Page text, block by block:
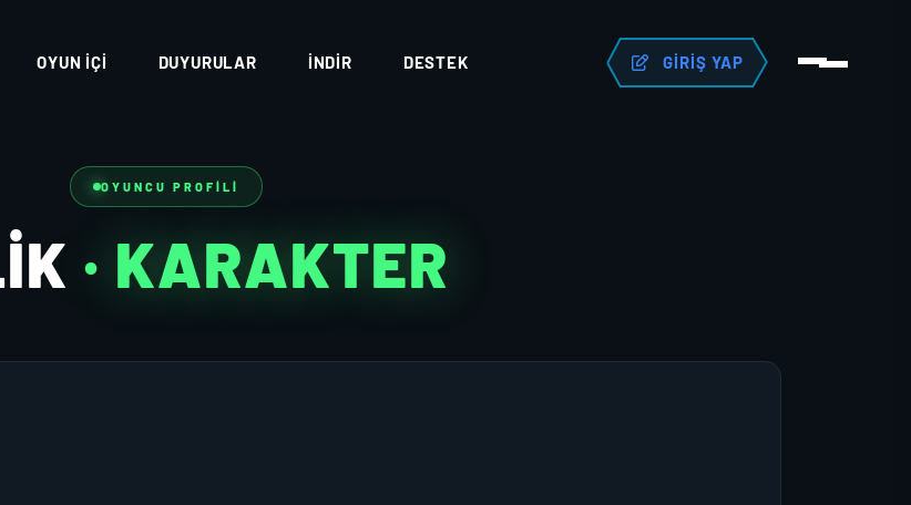
OYUN İÇI DUYURULAR İNDIR DESTEK GIRIŞ YAP
OYUNCU PROFILI
· KARAKTER